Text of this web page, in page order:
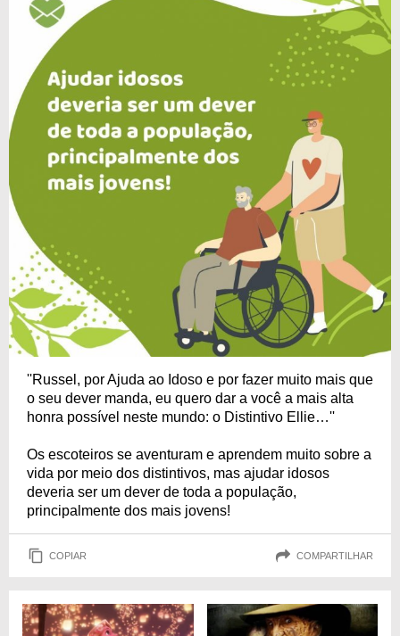
''Russel, por Ajuda ao Idoso e por fazer muito mais que
o seu dever manda, eu quero dar a você a mais alta
honra possível neste mundo: o Distintivo Ellie…''
Os escoteiros se aventuram e aprendem muito sobre a
vida por meio dos distintivos, mas ajudar idosos
deveria ser um dever de toda a população,
principalmente dos mais jovens!
COPIAR COMPARTILHAR